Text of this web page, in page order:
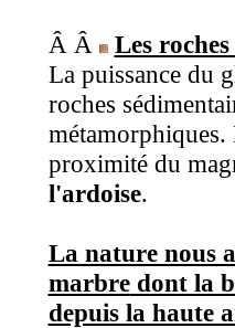
Â Â
Les
La puissance du
roches
métamorphiques.
proximité du
l'ardoise.
La nature nous
marbredont la
depuis la haute